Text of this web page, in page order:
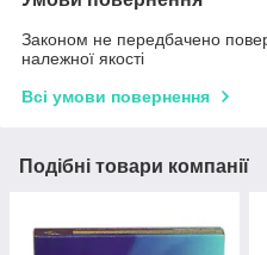
Законом не передбачено
належної якості
Всі умови повернення
Подібні товари компанії